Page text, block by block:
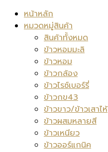
หน้าหลัก
หมวดหมู่สินค้า
สินค้าทั้งหมด
ข้าวหอมมะลิ
ข้าวหอม
ข้าวกล้อง
ข้าวไรซ์เบอร์รี่
ข้าวกข43
ข้าวขาว/ข้าวเสาไห้
ข้าวผสมหลายสี
ข้าวเหนียว
ข้าวออร์แกนิค